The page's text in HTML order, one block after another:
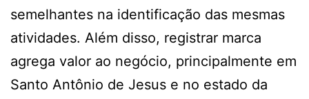
semelhantes na identificação das mesmas
atividades. Além disso, registrar marca
agrega valor ao negócio, principalmente em
Santo Antônio de Jesus e no estado da